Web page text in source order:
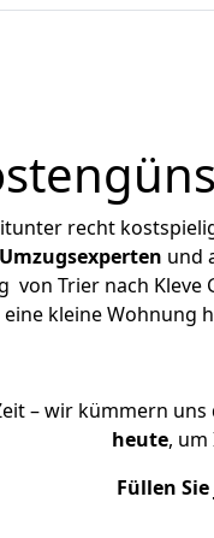
recht
und
von Trier nach Kleve
eine kleine Wohnung
– wir kümmern
heute, um
Füllen